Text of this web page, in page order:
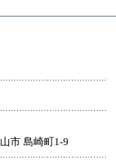
市 島崎町1-9